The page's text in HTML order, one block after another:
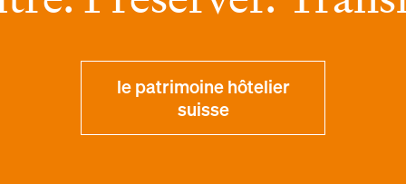
le patrimoine hôtelier
suisse